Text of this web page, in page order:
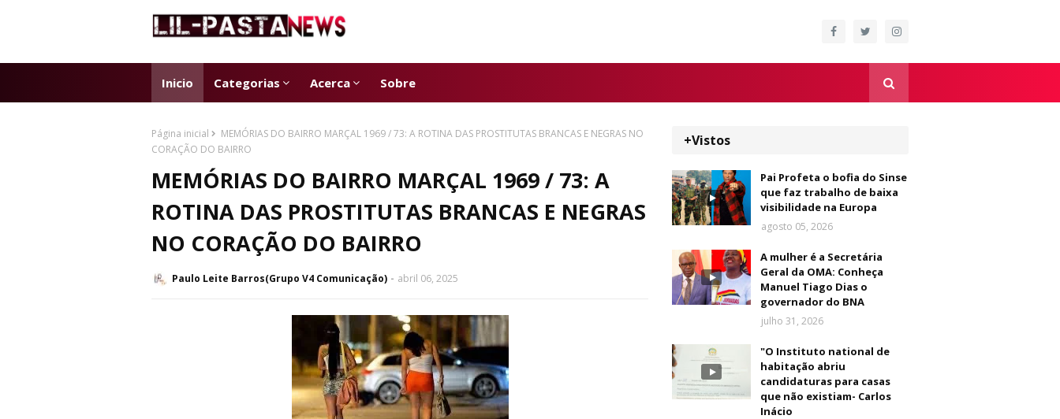
Inicio Categorias Acerca Sobre
Página inicial
MEMÓRIAS DO BAIRRO MARÇAL 1969 / 73: A ROTINA DAS PROSTITUTAS BRANCAS E NEGRAS NO
CORAÇÃO DO BAIRRO
MEMÓRIAS DO BAIRRO MARÇAL 1969 / 73: A
ROTINA DAS PROSTITUTAS BRANCAS E NEGRAS
NO CORAÇÃO DO BAIRRO
Paulo Leite Barros(Grupo V4 Comunicação) abril 06, 2025
+Vistos
Pai Profeta o bofia do Sinse
que faz trabalho de baixa
visibilidade na Europa
agosto 05, 2026
A mulher é a Secretária
Geral da OMA: Conheça
Manuel Tiago Dias o
governador do BNA
julho 31, 2026
"O Instituto national de
habitação abriu
candidaturas para casas
que não existiam- Carlos
Inácio